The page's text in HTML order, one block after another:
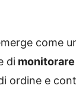
come
di
ordine e